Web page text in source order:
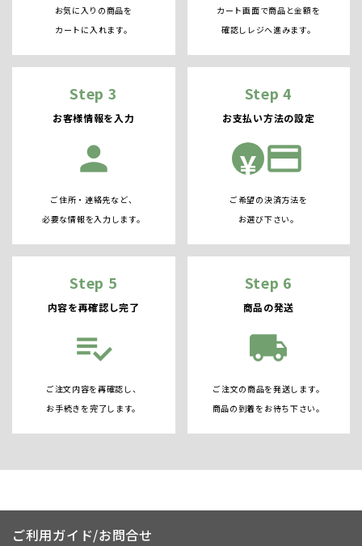
お気に入りの商品を
カートに入れます。
カート画面で商品と金額を
確認しレジへ進みます。
Step 3
お客様情報を入力
person
ご住所・連絡先など、
必要な情報を入力します。
Step 4
お支払い方法の設定
¥ credit_card
ご希望の決済方法を
お選び下さい。
Step 5
内容を再確認し完了
playlist_add_check
ご注文内容を再確認し、
お手続きを完了します。
Step 6
商品の発送
local_shipping
ご注文の商品を発送します。
商品の到着をお待ち下さい。
ご利用ガイド/お問合せ